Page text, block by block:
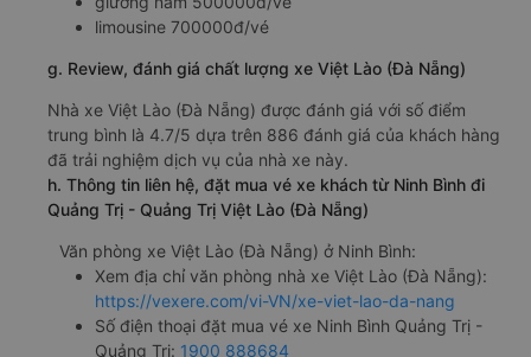
limousine 700000đ/vé
g. Review, đánh giá chất lượng xe Việt Lào (Đà Nẵng)
Nhà xe Việt Lào (Đà Nẵng) được đánh giá với số điểm
trung bình là 4.7/5 dựa trên 886 đánh giá của khách hàng
đã trải nghiệm dịch vụ của nhà xe này.
h. Thông tin liên hệ, đặt mua vé xe khách từ Ninh Bình đi
Quảng Trị - Quảng Trị Việt Lào (Đà Nẵng)
Văn phòng xe Việt Lào (Đà Nẵng) ở Ninh Bình:
Xem địa chỉ văn phòng nhà xe Việt Lào (Đà Nẵng):
https://vexere.com/vi-VN/xe-viet-lao-da-nang
Số điện thoại đặt mua vé xe Ninh Bình Quảng Trị -
Quảng Trị: 1900 888684